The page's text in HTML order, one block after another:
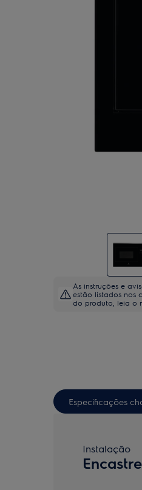
As instruções e
estão listados nos
do produto, leia o
Especificações
Instalação
Encastre